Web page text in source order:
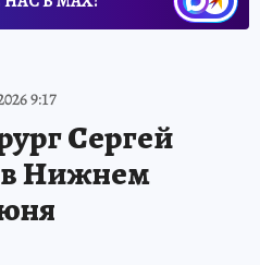
9:17
Сергей
в Нижнем